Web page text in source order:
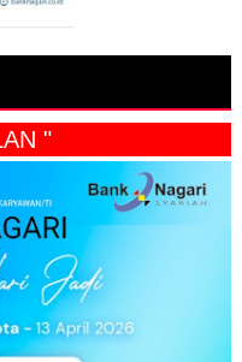
" IKLAN "